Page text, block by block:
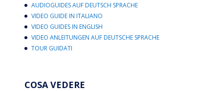
AUDIOGUIDES AUF DEUTSCH SPRACHE
VIDEO GUIDE IN ITALIANO
VIDEO GUIDES IN ENGLISH
VIDEO ANLEITUNGEN AUF DEUTSCHE SPRACHE
TOUR GUIDATI
COSA VEDERE